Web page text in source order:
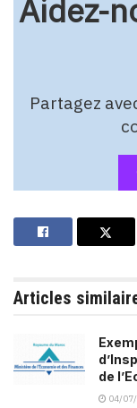
Aidez-
Partagez
Articles
de
04/